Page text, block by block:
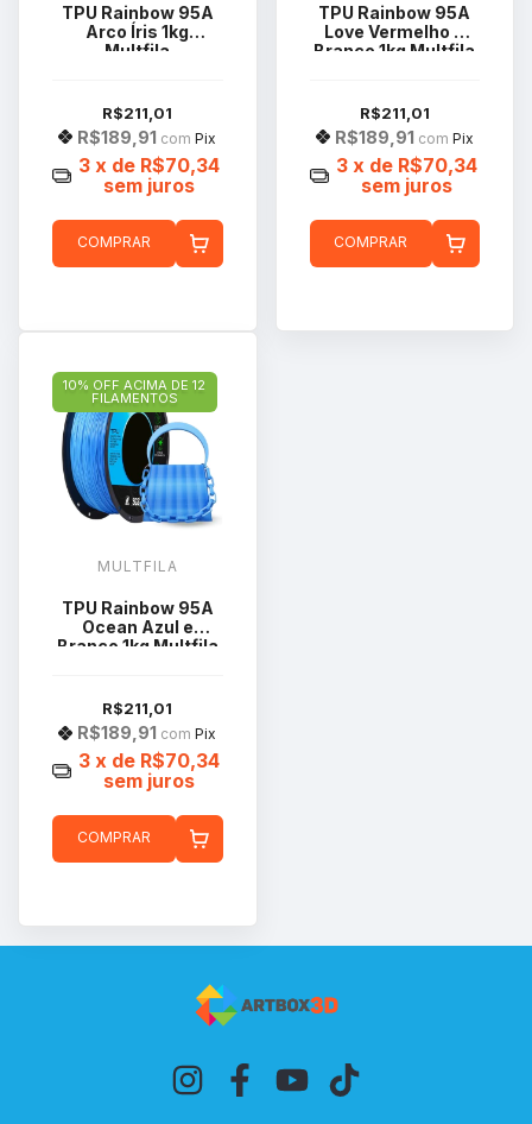
TPU Rainbow 95A
Arco Íris 1kg
Multfila
R$211,01
R$189,91 com Pix
3 x de R$70,34
sem juros
COMPRAR
TPU Rainbow 95A
Love Vermelho e
Branco 1kg Multfila
R$211,01
R$189,91 com Pix
3 x de R$70,34
sem juros
COMPRAR
10% OFF ACIMA DE 12
FILAMENTOS
MULTFILA
TPU Rainbow 95A
Ocean Azul e
Branco 1kg Multfila
R$211,01
R$189,91 com Pix
3 x de R$70,34
sem juros
COMPRAR